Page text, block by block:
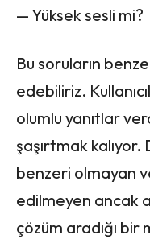
— Yüksek sesli mi?
Bu soruların
edebiliriz.
olumlu yanıtlar
şaşırtmak
benzeri olmayan
edilmeyen ancak
çözüm aradığı